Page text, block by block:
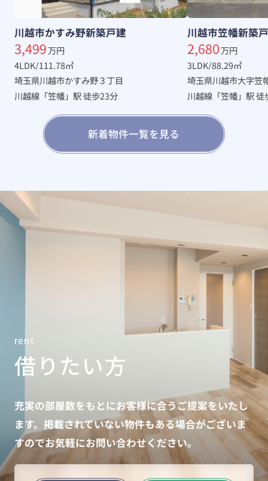
川越市かすみ野新築戸建
3,499万円
4LDK/111.78㎡
埼玉県川越市かすみ野３丁目
川越線「笠幡」駅 徒歩23分
川越市笠幡新築
2,680万円
3LDK/88.29㎡
埼玉県川越市大字笠
川越線「笠幡」駅 徒
新着物件一覧を見る
rent
借りたい方
充実の部屋数をもとにお客様に合うご提案をいたし
ます。掲載されていない物件もある場合がございま
すのでお気軽にお問い合わせください。